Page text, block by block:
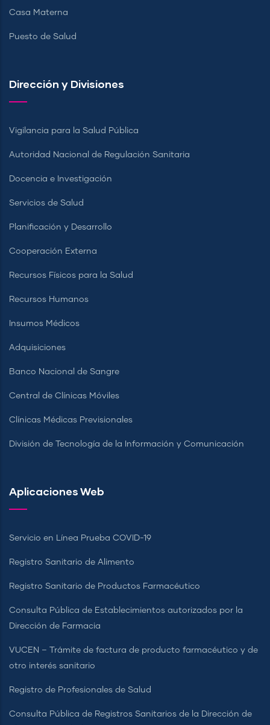
Casa Materna
Puesto de Salud
Dirección y Divisiones
Vigilancia para la Salud Pública
Autoridad Nacional de Regulación Sanitaria
Docencia e Investigación
Servicios de Salud
Planificación y Desarrollo
Cooperación Externa
Recursos Físicos para la Salud
Recursos Humanos
Insumos Médicos
Adquisiciones
Banco Nacional de Sangre
Central de Clínicas Móviles
Clínicas Médicas Previsionales
División de Tecnología de la Información y Comunicación
Aplicaciones Web
Servicio en Línea Prueba COVID-19
Registro Sanitario de Alimento
Registro Sanitario de Productos Farmacéutico
Consulta Pública de Establecimientos autorizados por la
Dirección de Farmacia
VUCEN – Trámite de factura de producto farmacéutico y de
otro interés sanitario
Registro de Profesionales de Salud
Consulta Pública de Registros Sanitarios de la Dirección de